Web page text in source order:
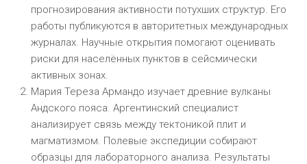
прогнозирования активности потухших структур. Его
работы публикуются в авторитетных международных
журналах. Научные открытия помогают оценивать
риски для населённых пунктов в сейсмически
активных зонах.
Мария Тереза Армандо изучает древние вулканы
Андского пояса. Аргентинский специалист
анализирует связь между тектоникой плит и
магматизмом. Полевые экспедиции собирают
образцы для лабораторного анализа. Результаты